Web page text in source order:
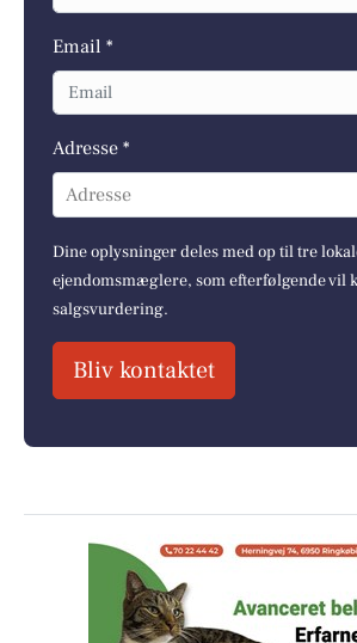
Email *
Adresse *
Adresse
Dine oplysninger deles med op til tre
ejendomsmæglere, som efterfølgende vil
salgsvurdering.
Bliv kontaktet